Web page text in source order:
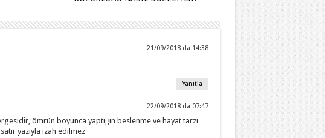
21/09/2018 da 14:38
Yanıtla
22/09/2018 da 07:47
ömrün boyunca yaptığın beslenme ve hayat tarzı
yazıyla izah edilmez